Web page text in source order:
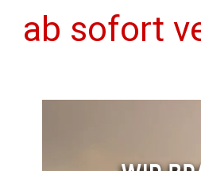
ab sofort